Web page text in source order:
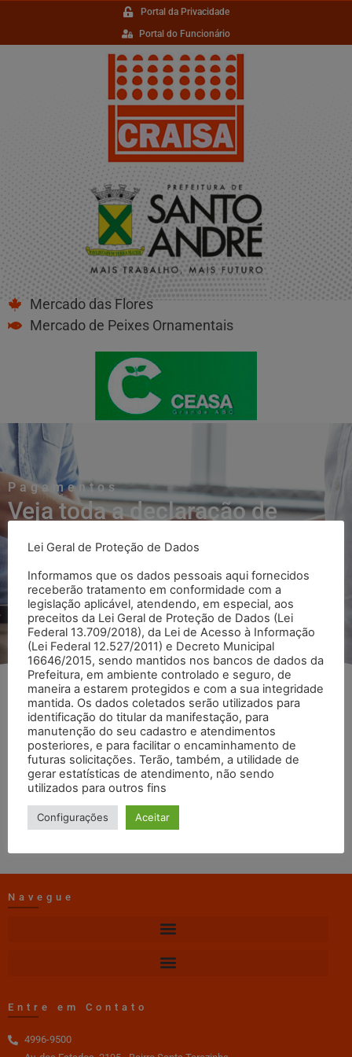
Portal da Privacidade
Portal do Funcionário
Mercado das Flores
Mercado de Peixes Ornamentais
Pagamentos
Veja toda a declaração de
Pagamentos
Voltar para página Pagamentos
Junho
web master 26/12/2022 13:42
DOWNLOAD
Navegue
Entre em Contato
4996-9500
Lei Geral de Proteção de Dados
Informamos que os dados pessoais aqui fornecidos
receberão tratamento em conformidade com a
legislação aplicável, atendendo, em especial, aos
preceitos da Lei Geral de Proteção de Dados (Lei
Federal 13.709/2018), da Lei de Acesso à Informação
(Lei Federal 12.527/2011) e Decreto Municipal
16646/2015, sendo mantidos nos bancos de dados da
Prefeitura, em ambiente controlado e seguro, de
maneira a estarem protegidos e com a sua integridade
mantida. Os dados coletados serão utilizados para
identificação do titular da manifestação, para
manutenção do seu cadastro e atendimentos
posteriores, e para facilitar o encaminhamento de
futuras solicitações. Terão, também, a utilidade de
gerar estatísticas de atendimento, não sendo
utilizados para outros fins
Configurações Aceitar